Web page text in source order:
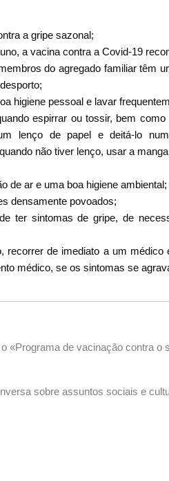
a gripe sazonal;
a vacina contra a Covid-19
do agregado familiar têm
higiene pessoal e lavar
espirrar ou tossir, bem
lenço de papel e deitá-lo
não tiver lenço, usar a
de ar e uma boa higiene ambiental;
densamente povoados;
ter sintomas de gripe, de
recorrer de imediato a um
médico, se os sintomas se
«Programa de vacinação contra
sobre assuntos sociais e